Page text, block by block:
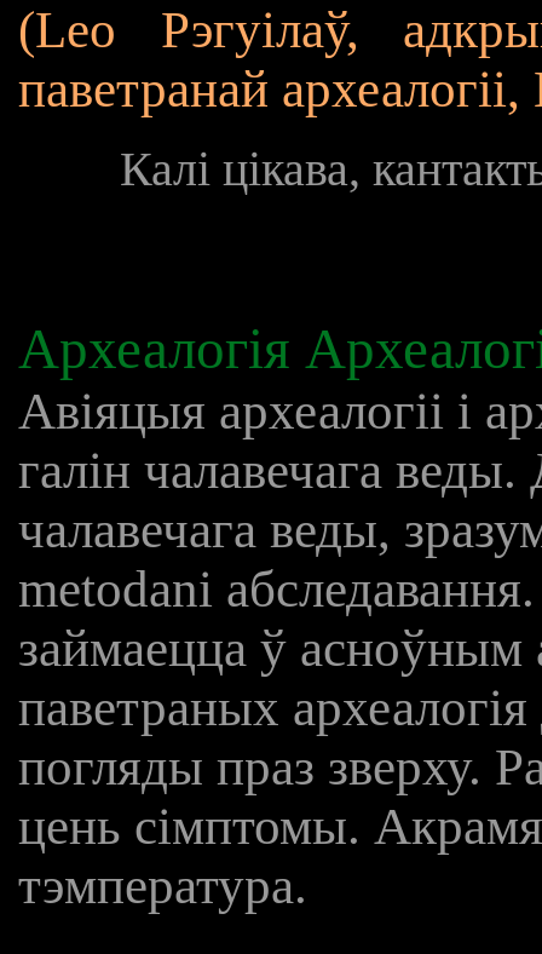
(Leo Рэгуілаў,
паветранай
Калі цікава,
Археалогія
Авіяцыя археалогіі і
галін чалавечага
чалавечага веды,
metodani
займаецца ў
паветраных
погляды праз зверху.
цень сімптомы. Акрамя
тэмпература.